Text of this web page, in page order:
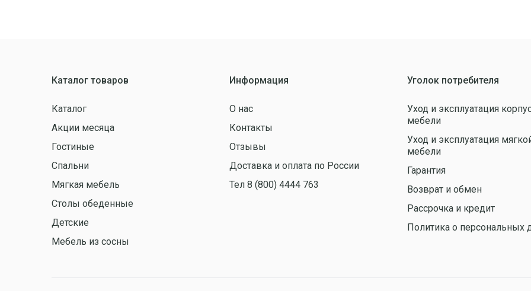
Каталог товаров
Каталог
Акции месяца
Гостиные
Спальни
Мягкая мебель
Столы обеденные
Детские
Мебель из сосны
Информация
О нас
Контакты
Отзывы
Доставка и оплата по России
Тел 8 (800) 4444 763
Уголок потребителя
Уход и эксплуатация
мебели
Уход и эксплуатация
мебели
Гарантия
Возврат и обмен
Рассрочка и кредит
Политика о персональных